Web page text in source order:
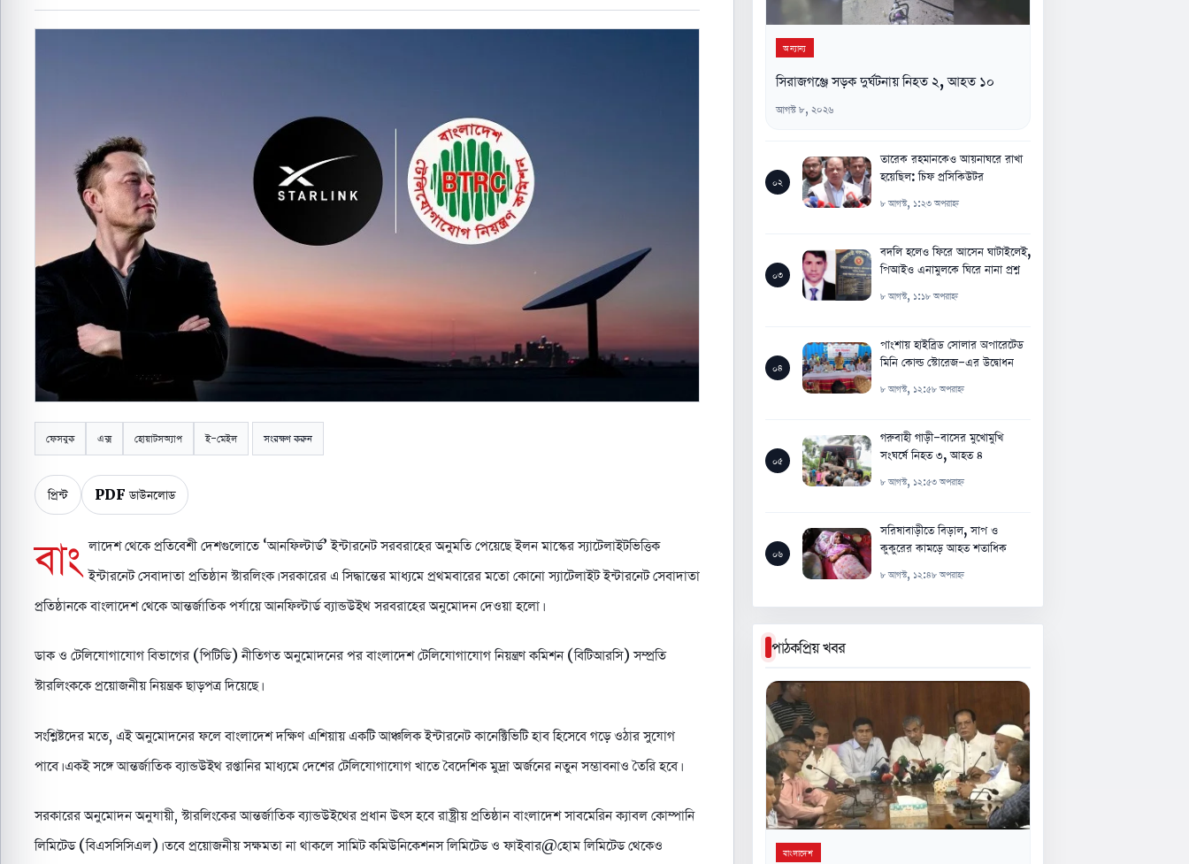
ফেসবুক এক্স হোয়াটসঅ্যাপ ই-মেইল সংরক্ষণ করুন
প্রিন্ট PDF ডাউনলোড
বাং লাদেশ থেকে প্রতিবেশী দেশগুলোতে ‘আনফিল্টার্ড’ ইন্টারনেট সরবরাহের অনুমতি পেয়েছে ইলন মাস্কের স্যাটেলাইটভিত্তিক
ইন্টারনেট সেবাদাতা প্রতিষ্ঠান স্টারলিংক। সরকারের এ সিদ্ধান্তের মাধ্যমে প্রথমবারের মতো কোনো স্যাটেলাইট ইন্টারনেট সেবাদাতা
প্রতিষ্ঠানকে বাংলাদেশ থেকে আন্তর্জাতিক পর্যায়ে আনফিল্টার্ড ব্যান্ডউইথ সরবরাহের অনুমোদন দেওয়া হলো।
ডাক ও টেলিযোগাযোগ বিভাগের (পিটিডি) নীতিগত অনুমোদনের পর বাংলাদেশ টেলিযোগাযোগ নিয়ন্ত্রণ কমিশন (বিটিআরসি) সম্প্রতি
স্টারলিংককে প্রয়োজনীয় নিয়ন্ত্রক ছাড়পত্র দিয়েছে।
সংশ্লিষ্টদের মতে, এই অনুমোদনের ফলে বাংলাদেশ দক্ষিণ এশিয়ায় একটি আঞ্চলিক ইন্টারনেট কানেক্টিভিটি হাব হিসেবে গড়ে ওঠার সুযোগ
পাবে। একই সঙ্গে আন্তর্জাতিক ব্যান্ডউইথ রপ্তানির মাধ্যমে দেশের টেলিযোগাযোগ খাতে বৈদেশিক মুদ্রা অর্জনের নতুন সম্ভাবনাও তৈরি হবে।
সরকারের অনুমোদন অনুযায়ী, স্টারলিংকের আন্তর্জাতিক ব্যান্ডউইথের প্রধান উৎস হবে রাষ্ট্রীয় প্রতিষ্ঠান বাংলাদেশ সাবমেরিন ক্যাবল কোম্পানি
লিমিটেড (বিএসসিসিএল)। তবে প্রয়োজনীয় সক্ষমতা না থাকলে সামিট কমিউনিকেশনস লিমিটেড ও ফাইবার@হোম লিমিটেড থেকেও
অন্যান্য
সিরাজগঞ্জে সড়ক দুর্ঘটনায় নিহত ২, আহত ১০
আগস্ট ৮, ২০২৬
০২
তারেক রহমানকেও আয়নাঘরে রাখা
হয়েছিল: চিফ প্রসিকিউটর
৮ আগস্ট, ১:২৩ অপরাহ্ন
০৩
বদলি হলেও ফিরে আসেন ঘাটাইলেই,
পিআইও এনামুলকে ঘিরে নানা প্রশ্ন
৮ আগস্ট, ১:১৮ অপরাহ্ন
০৪
পাংশায় হাইব্রিড সোলার অপারেটেড
মিনি কোল্ড স্টোরেজ-এর উদ্বোধন
৮ আগস্ট, ১২:৫৮ অপরাহ্ন
০৫
গরুবাহী গাড়ী-বাসের মুখোমুখি
সংঘর্ষে নিহত ৩, আহত ৪
৮ আগস্ট, ১২:৫৩ অপরাহ্ন
০৬
সরিষাবাড়ীতে বিড়াল, সাপ ও
কুকুরের কামড়ে আহত শতাধিক
৮ আগস্ট, ১২:৪৮ অপরাহ্ন
পাঠকপ্রিয় খবর
বাংলাদেশ